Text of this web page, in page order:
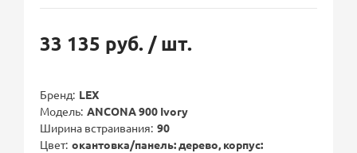
33 135 руб. / шт.
Бренд LEX
Модель ANCONA 900 Ivory
Ширина встраивания 90
Цвет окантовка/панель: дерево, корпус: